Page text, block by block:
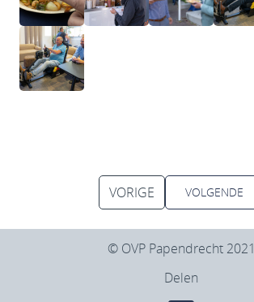
VORIGE VOLGENDE
© OVP Papendrecht 2021
Delen